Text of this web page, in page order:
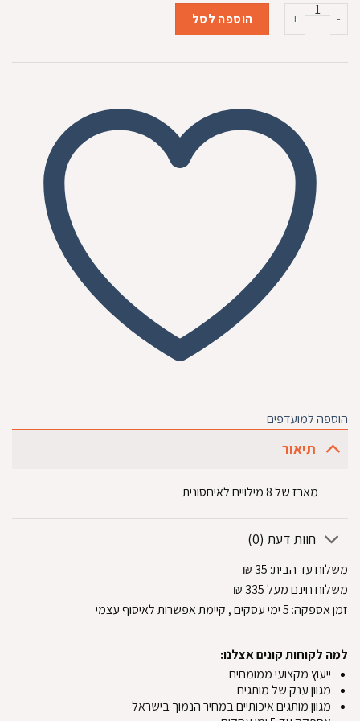
המקורי
היה:
₪29.00.
הנוכחי
הוא:
₪25.00.
כמות של שקי קקי מארז 8 מילוייםהוספה לסל
הוספה למועדפים
תיאור
מארז של 8 מילויים לאיחסונית
חוות דעת (0)
משלוח עד הבית:
₪
משלוח חינם מעל 335
₪
זמן אספקה: 5ימי עסקים, קיימת אפשרות לאיסוף עצמי
למה לקוחות קונים אצלנו:
ייעוץ מקצועי ממומחים
מגוון ענק של מותגים
מגוון מותגים איכותיים במחיר הנמוך בישראל